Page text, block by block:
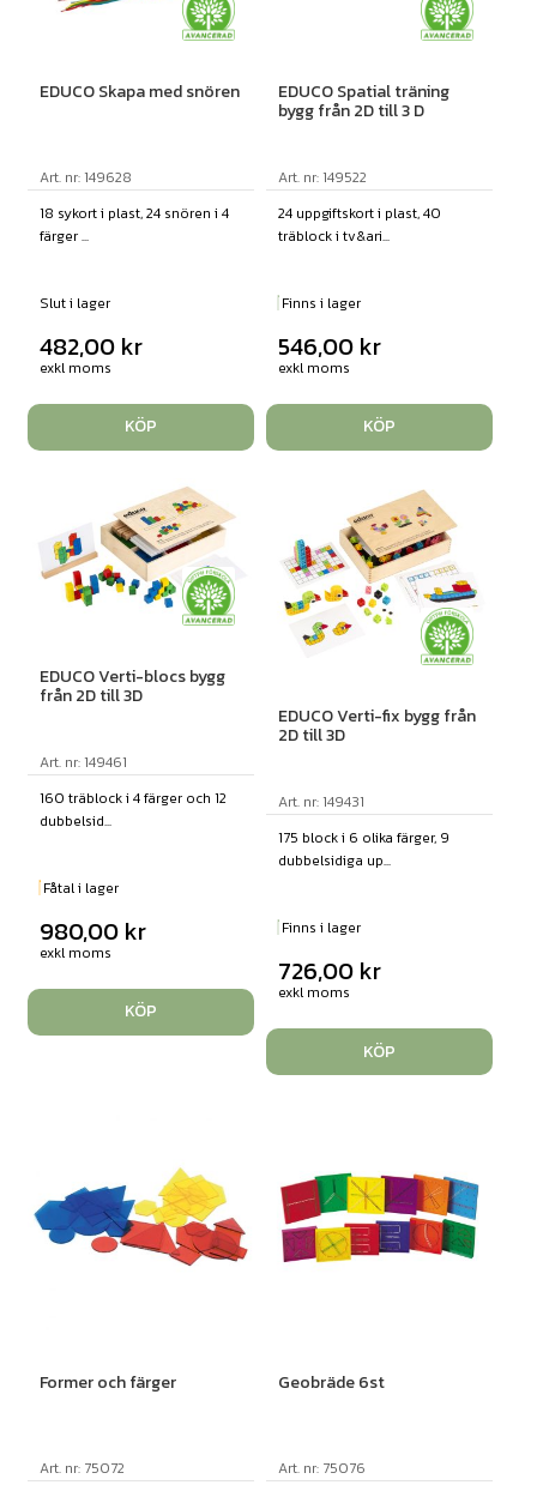
EDUCO Skapa med snören
Art. nr: 149628
18 sykort i plast, 24 snören i 4
färger ...
Slut i lager
482,00 kr
exkl moms
KÖP
EDUCO Spatial träning
bygg från 2D till 3 D
Art. nr: 149522
24 uppgiftskort i plast, 40
träblock i tv&ari...
Finns i lager
546,00 kr
exkl moms
KÖP
EDUCO Verti-blocs bygg
från 2D till 3D
Art. nr: 149461
160 träblock i 4 färger och 12
dubbelsid...
Fåtal i lager
980,00 kr
exkl moms
KÖP
EDUCO Verti-fix bygg från
2D till 3D
Art. nr: 149431
175 block i 6 olika färger, 9
dubbelsidiga up...
Finns i lager
726,00 kr
exkl moms
KÖP
Former och färger
Art. nr: 75072
Geobräde 6st
Art. nr: 75076